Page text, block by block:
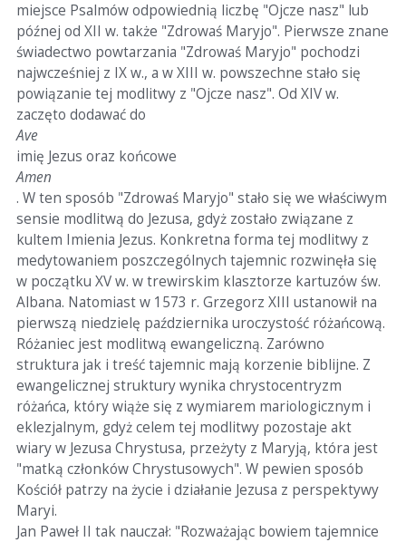
miejsce Psalmów odpowiednią liczbę "Ojcze nasz" lub
późnej od XII w. także "Zdrowaś Maryjo". Pierwsze znane
świadectwo powtarzania "Zdrowaś Maryjo" pochodzi
najwcześniej z IX w., a w XIII w. powszechne stało się
powiązanie tej modlitwy z "Ojcze nasz". Od XIV w.
zaczęto dodawać do
Ave
imię Jezus oraz końcowe
Amen
. W ten sposób "Zdrowaś Maryjo" stało się we właściwym
sensie modlitwą do Jezusa, gdyż zostało związane z
kultem Imienia Jezus. Konkretna forma tej modlitwy z
medytowaniem poszczególnych tajemnic rozwinęła się
w początku XV w. w trewirskim klasztorze kartuzów św.
Albana. Natomiast w 1573 r. Grzegorz XIII ustanowił na
pierwszą niedzielę października uroczystość różańcową.
Różaniec jest modlitwą ewangeliczną. Zarówno
struktura jak i treść tajemnic mają korzenie biblijne. Z
ewangelicznej struktury wynika chrystocentryzm
różańca, który wiąże się z wymiarem mariologicznym i
eklezjalnym, gdyż celem tej modlitwy pozostaje akt
wiary w Jezusa Chrystusa, przeżyty z Maryją, która jest
"matką członków Chrystusowych". W pewien sposób
Kościół patrzy na życie i działanie Jezusa z perspektywy
Maryi.
Jan Paweł II tak nauczał: "Rozważając bowiem tajemnice